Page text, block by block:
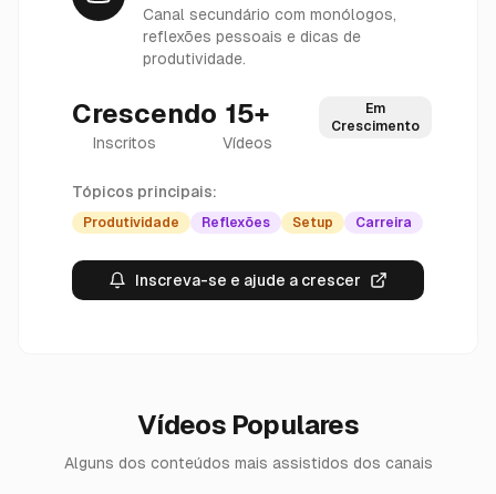
Canal secundário com monólogos,
reflexões pessoais e dicas de
produtividade.
Crescendo
Inscritos
15+
Vídeos
Em
Crescimento
Tópicos principais:
Produtividade Reflexões Setup Carreira
Inscreva-se e ajude a crescer
Vídeos Populares
Alguns dos conteúdos mais assistidos dos canais